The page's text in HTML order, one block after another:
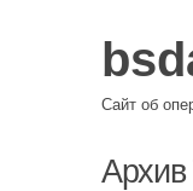
Сайт об
Архив